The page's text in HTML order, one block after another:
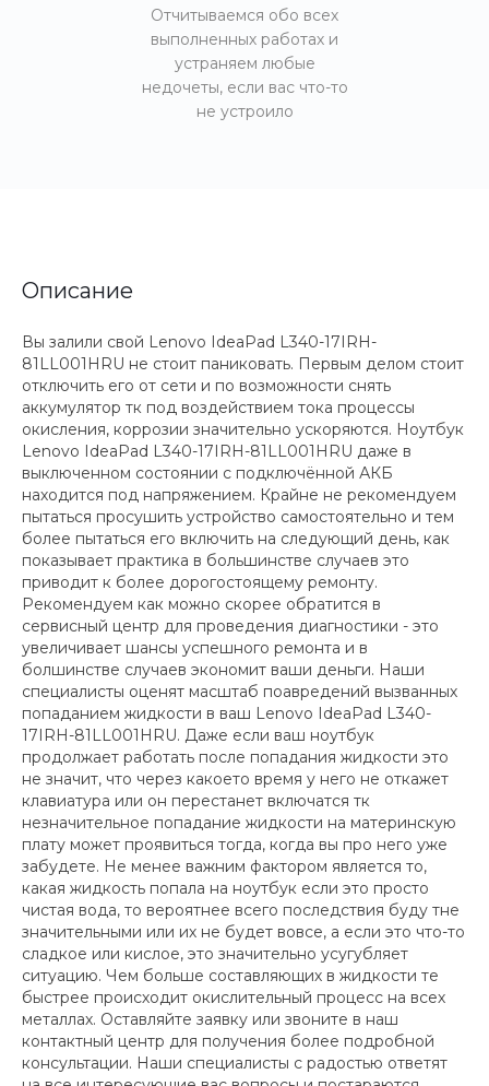
Отчитываемся обо всех
выполненных работах и
устраняем любые
недочеты, если вас что-то
не устроило
Описание
Вы залили свой Lenovo IdeaPad L340-17IRH-
81LL001HRU не стоит паниковать. Первым делом стоит
отключить его от сети и по возможности снять
аккумулятор тк под воздействием тока процессы
окисления, коррозии значительно ускоряются. Ноутбук
Lenovo IdeaPad L340-17IRH-81LL001HRU даже в
выключенном состоянии с подключённой АКБ
находится под напряжением. Крайне не рекомендуем
пытаться просушить устройство самостоятельно и тем
более пытаться его включить на следующий день, как
показывает практика в большинстве случаев это
приводит к более дорогостоящему ремонту.
Рекомендуем как можно скорее обратится в
сервисный центр для проведения диагностики - это
увеличивает шансы успешного ремонта и в
болшинстве случаев экономит ваши деньги. Наши
специалисты оценят масштаб поавредений вызванных
попаданием жидкости в ваш Lenovo IdeaPad L340-
17IRH-81LL001HRU. Даже если ваш ноутбук
продолжает работать после попадания жидкости это
не значит, что через какоето время у него не откажет
клавиатура или он перестанет включатся тк
незначительное попадание жидкости на материнскую
плату может проявиться тогда, когда вы про него уже
забудете. Не менее важним фактором является то,
какая жидкость попала на ноутбук если это просто
чистая вода, то вероятнее всего последствия буду тне
значительными или их не будет вовсе, а если это что-то
сладкое или кислое, это значительно усугубляет
ситуацию. Чем больше составляющих в жидкости те
быстрее происходит окислительный процесс на всех
металлах. Оставляйте заявку или звоните в наш
контактный центр для получения более подробной
консультации. Наши специалисты с радостью ответят